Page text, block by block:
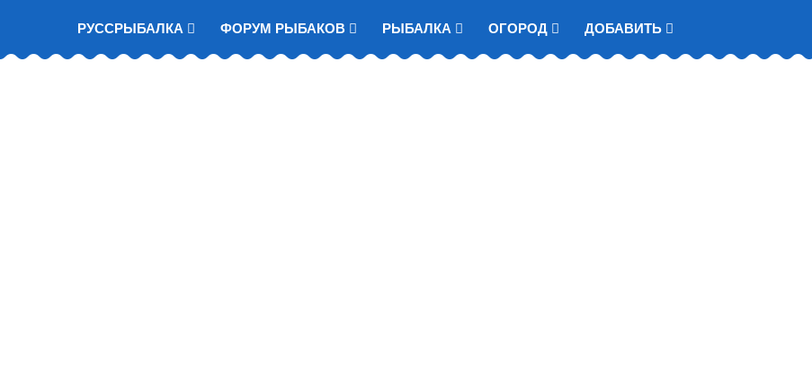
РУССРЫБАЛКА ФОРУМ РЫБАКОВ РЫБАЛКА ОГОРОД ДОБАВИТЬ